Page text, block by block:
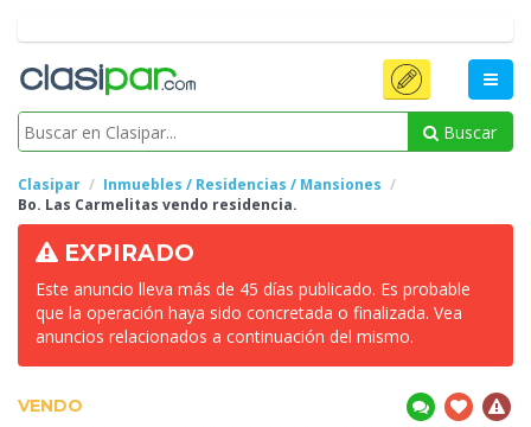
Buscar
Clasipar
Inmuebles / Residencias / Mansiones
Bo. Las Carmelitas vendo residencia.
EXPIRADO
Este anuncio lleva más de 45 días publicado. Es probable
que la operación haya sido concretada o finalizada. Vea
anuncios relacionados a continuación del mismo.
VENDO